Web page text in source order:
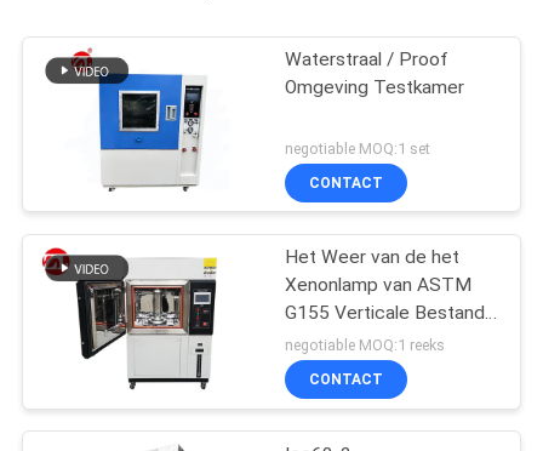
Waterstraal / Proof
Omgeving Testkamer
negotiable MOQ:1 set
CONTACT
Het Weer van de het
Xenonlamp van ASTM
G155 Verticale Bestand
het Testen Machine
negotiable MOQ:1 reeks
CONTACT